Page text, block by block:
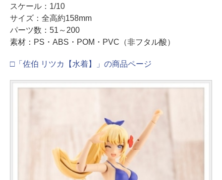
スケール：1/10
サイズ：全高約158mm
パーツ数：51～200
素材：PS・ABS・POM・PVC（非フタル酸）
□「佐伯 リツカ【水着】」の商品ページ